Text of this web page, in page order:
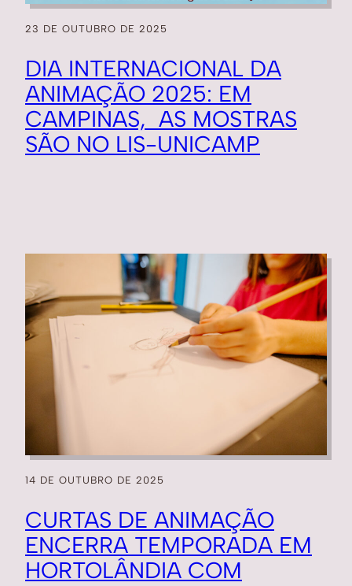
23 DE OUTUBRO DE 2025
DIA INTERNACIONAL DA
ANIMAÇÃO 2025: EM
CAMPINAS, AS MOSTRAS
SÃO NO LIS-UNICAMP
14 DE OUTUBRO DE 2025
CURTAS DE ANIMAÇÃO
ENCERRA TEMPORADA EM
HORTOLÂNDIA COM